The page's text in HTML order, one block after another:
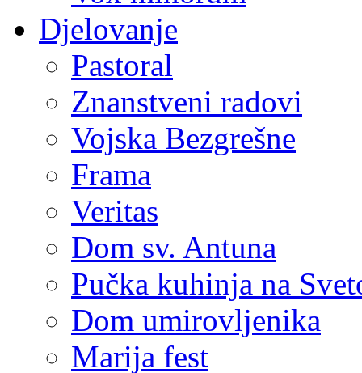
Djelovanje
Pastoral
Znanstveni radovi
Vojska Bezgrešne
Frama
Veritas
Dom sv. Antuna
Pučka kuhinja na
Dom umirovljenika
Marija fest